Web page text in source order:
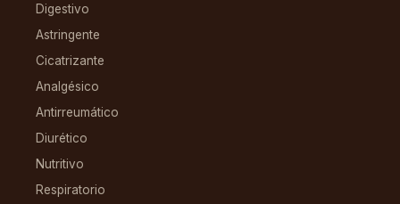
Digestivo
Astringente
Cicatrizante
Analgésico
Antirreumático
Diurético
Nutritivo
Respiratorio